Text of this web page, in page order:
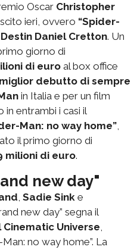
Oscar Christopher
ieri, ovvero “Spider-
Destin Daniel Cretton. Un
giorno di
di euroal box office
miglior debutto di sempre
in Italia e per un film
in entrambi i casi il
Man: no way home”,
il primo giorno di
milioni di euro.
new day"
, Sadie Sink e
new day” segna il
Universe,
no way home”. La